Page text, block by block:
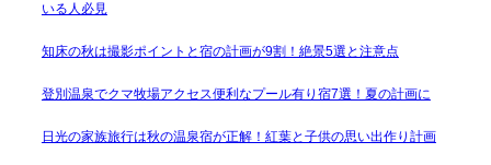
いる人必見
知床の秋は撮影ポイントと宿の計画が9割！絶景5選と注意点
登別温泉でクマ牧場アクセス便利なプール有り宿7選！夏の計画に
日光の家族旅行は秋の温泉宿が正解！紅葉と子供の思い出作り計画